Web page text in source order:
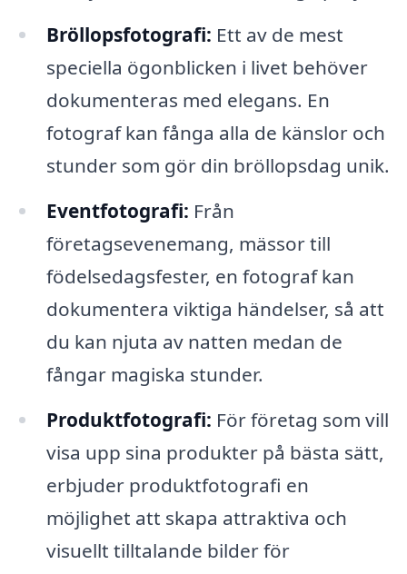
Bröllopsfotografi: Ett av de mest
speciella ögonblicken i livet behöver
dokumenteras med elegans. En
fotograf kan fånga alla de känslor och
stunder som gör din bröllopsdag unik.
Eventfotografi: Från
företagsevenemang, mässor till
födelsedagsfester, en fotograf kan
dokumentera viktiga händelser, så att
du kan njuta av natten medan de
fångar magiska stunder.
Produktfotografi: För företag som vill
visa upp sina produkter på bästa sätt,
erbjuder produktfotografi en
möjlighet att skapa attraktiva och
visuellt tilltalande bilder för